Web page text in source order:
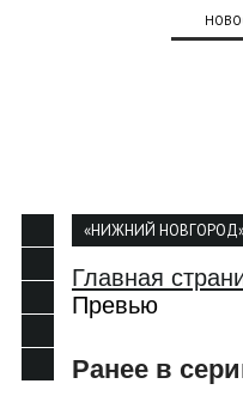
«НИЖНИЙ НОВГОРОД»
Главная
Превью
Ранее в